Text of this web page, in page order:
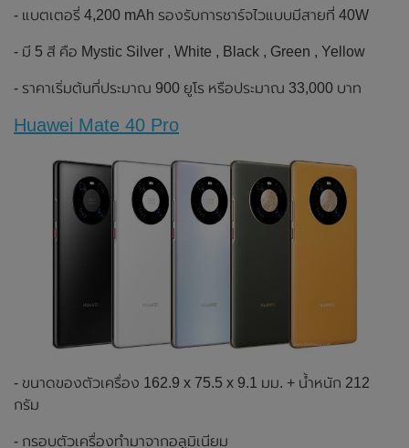
- แบตเตอรี่ 4,200 mAh รองรับการชาร์จไวแบบมีสายที่ 40W
- มี 5 สี คือ Mystic Silver , White , Black , Green , Yellow
- ราคาเริ่มต้นที่ประมาณ 900 ยูโร หรือประมาณ 33,000 บาท
Huawei Mate 40 Pro
- ขนาดของตัวเครื่อง 162.9 x 75.5 x 9.1 มม. + น้ำหนัก 212
กรัม
- กรอบตัวเครื่องทำมาจากอลูมิเนียม